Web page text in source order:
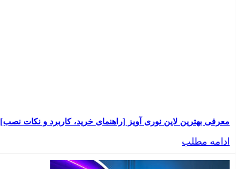
معرفی بهترین لاین نوری آویز [راهنمای خرید، کاربرد و نکات نصب]
ادامه مطلب